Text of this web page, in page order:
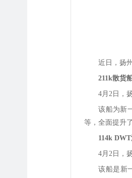
近日，扬
211k散货
4月2日，
该船为新
等，全面提升
114k
4月2日，
该船是新